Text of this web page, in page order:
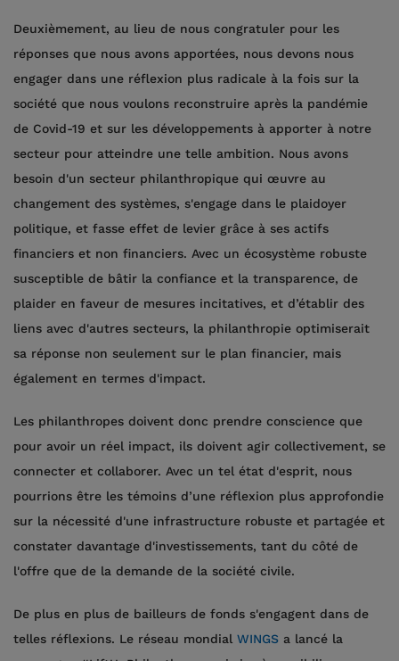
Deuxièmement, au lieu de nous congratuler pour les
réponses que nous avons apportées, nous devons nous
engager dans une réflexion plus radicale à la fois sur la
société que nous voulons reconstruire après la pandémie
de Covid-19 et sur les développements à apporter à notre
secteur pour atteindre une telle ambition. Nous avons
besoin d'un secteur philanthropique qui œuvre au
changement des systèmes, s'engage dans le plaidoyer
politique, et fasse effet de levier grâce à ses actifs
financiers et non financiers. Avec un écosystème robuste
susceptible de bâtir la confiance et la transparence, de
plaider en faveur de mesures incitatives, et d’établir des
liens avec d'autres secteurs, la philanthropie optimiserait
sa réponse non seulement sur le plan financier, mais
également en termes d'impact.
Les philanthropes doivent donc prendre conscience que
pour avoir un réel impact, ils doivent agir collectivement, se
connecter et collaborer. Avec un tel état d'esprit, nous
pourrions être les témoins d’une réflexion plus approfondie
sur la nécessité d'une infrastructure robuste et partagée et
constater davantage d'investissements, tant du côté de
l'offre que de la demande de la société civile.
De plus en plus de bailleurs de fonds s'engagent dans de
telles réflexions. Le réseau mondial WINGS a lancé la